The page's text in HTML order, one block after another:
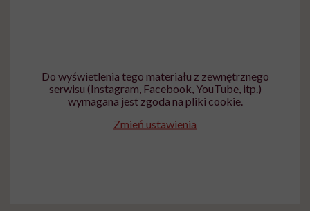
Do wyświetlenia tego materiału z zewnętrznego
serwisu (Instagram, Facebook, YouTube, itp.)
wymagana jest zgoda na pliki cookie.
Zmień ustawienia